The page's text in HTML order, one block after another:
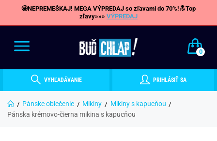
🤩NEPREMEŠKAJ! MEGA VÝPREDAJ so zľavami do 70%!🔝Top
zľavy»»» VÝPREDAJ
0
VYHĽADÁVANIE PRIHLÁSIŤ SA
Pánske oblečenie Mikiny
Mikiny s kapucňou
Pánska krémovo-čierna mikina s kapucňou